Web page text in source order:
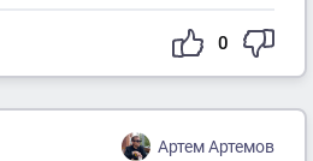
0
Артем Артемов